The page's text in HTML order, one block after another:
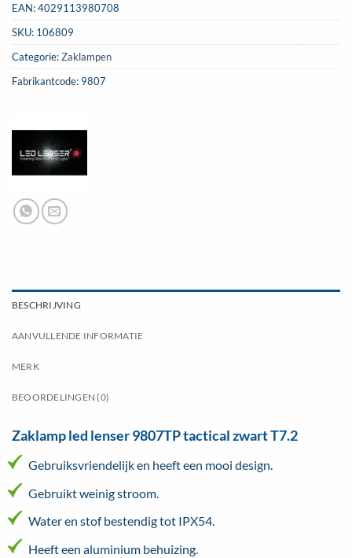
EAN:4029113980708
SKU: 106809
Categorie:Zaklampen
Fabrikantcode: 9807
BESCHRIJVING
AANVULLENDE INFORMATIE
MERK
BEOORDELINGEN (0)
Zaklamp led lenser 9807TP tactical zwart T7.2
Gebruiksvriendelijk en heeft een mooi design.
Gebruikt weinig stroom.
Water en stof bestendig tot IPX54.
Heeft een aluminium behuizing.